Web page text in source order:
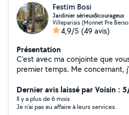
Festim Bosi
Jardinier sérieux&courageux
Villeparisis (Monnet Pre
4,9/5 (49 avis)
Présentation
C'est avec ma conjointe que
premier temps. Me concernant,
j'attache une importance
des personnes qui s'adressent à
plaisir de vous venir en aide,
Dernier avis laissé par Voisin :
Il y a plus de 6 mois
Je n’ai pas eu affaire à leurs services.